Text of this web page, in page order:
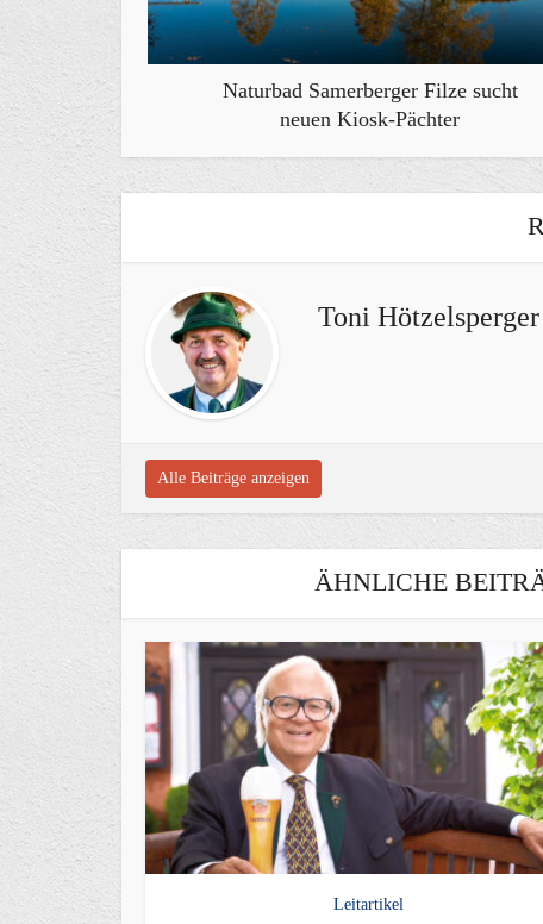
Naturbad Samerberger Filze sucht
neuen Kiosk-Pächter
Toni Hötzelsperger
Alle Beiträge anzeigen
ÄHNLICHE
Leitartikel